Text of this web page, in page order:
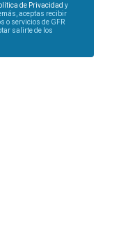
de Privacidad y
aceptas recibir
o servicios de GFR
salirte de los